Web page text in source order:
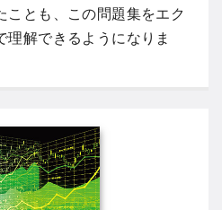
とも、この問題集をエク
解できるようになりま